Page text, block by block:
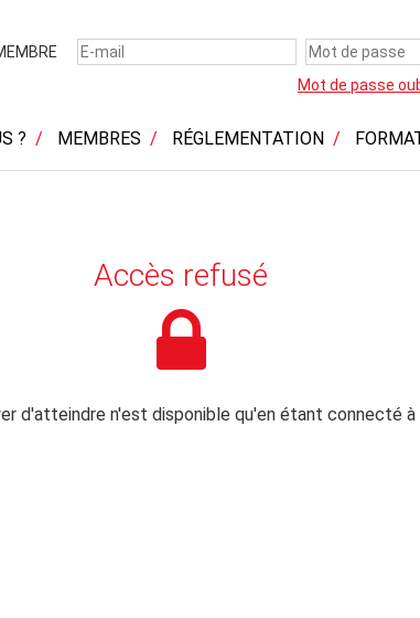
Mot de passe
? MEMBRES RÉGLEMENTATION
Accès refusé
d'atteindre n'est disponible qu'en étant connecté